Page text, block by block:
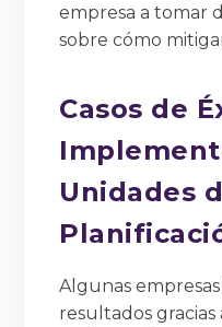
empresa a tomar
sobre cómo
Casos de
Unidades
Algunas
resultados